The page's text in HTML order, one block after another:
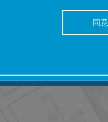
ません。）することは
いる取扱説明書は、お
仕様の変更などにより
取扱説明書の正確性確
利用環境によっては
トワークへの障害（コ
同